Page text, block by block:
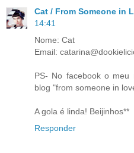
Cat / From Someone in
14:41
Nome: Cat
Email:
PS- No facebook o
blog "from someone in
A gola é linda! Beijinhos**
Responder